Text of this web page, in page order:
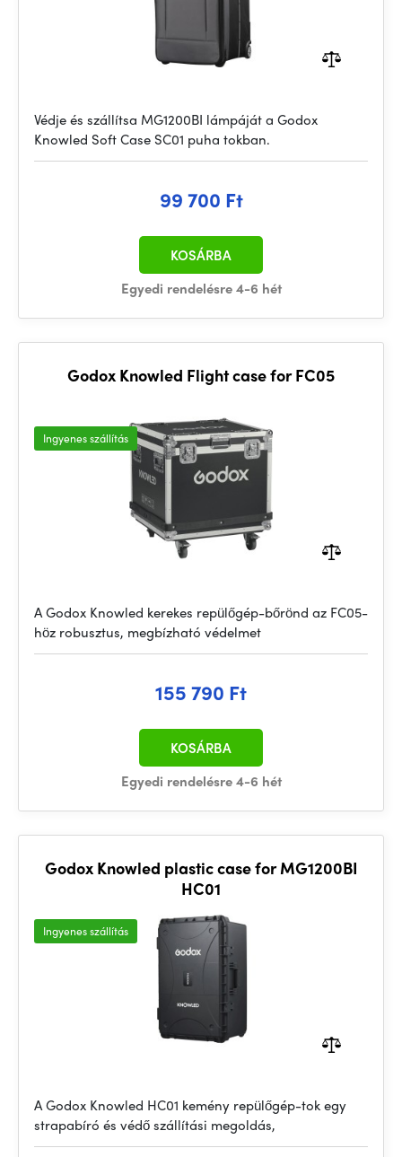
Védje és szállítsa MG1200BI lámpáját a Godox
Knowled Soft Case SC01 puha tokban.
99 700 Ft
Egyedi rendelésre 4-6 hét
KOSÁRBA
Godox Knowled Flight case for FC05
Ingyenes szállítás
A Godox Knowled kerekes repülőgép-bőrönd az FC05-
höz robusztus, megbízható védelmet
155 790 Ft
Egyedi rendelésre 4-6 hét
KOSÁRBA
Godox Knowled plastic case for MG1200BI
HC01
Ingyenes szállítás
A Godox Knowled HC01 kemény repülőgép-tok egy
strapabíró és védő szállítási megoldás,